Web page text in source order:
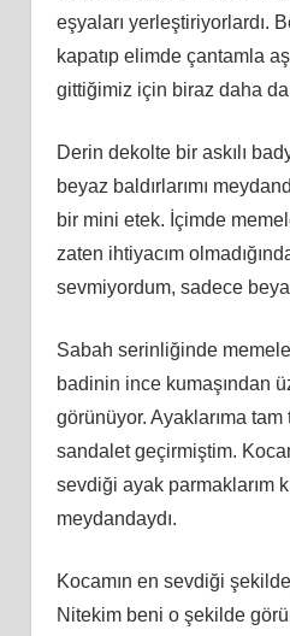
eşyaları yerleştiriyorlardı.
kapatıp elimde çantamla
gittiğimiz için biraz daha
Derin dekolte bir askılı
beyaz baldırlarımı
bir mini etek. İçimde
zaten ihtiyacım
sevmiyordum, sadece
Sabah serinliğinde
badinin ince kumaşından
görünüyor. Ayaklarıma
sandalet geçirmiştim.
sevdiği ayak parmaklarım
meydandaydı.
Kocamın en sevdiği
Nitekim beni o şekilde